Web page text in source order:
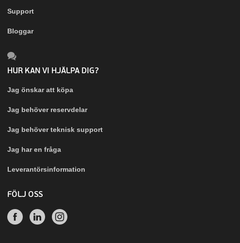
Support
Bloggar
HUR KAN VI HJÄLPA DIG?
Jag önskar att köpa
Jag behöver reservdelar
Jag behöver teknisk support
Jag har en fråga
Leverantörsinformation
FÖLJ OSS